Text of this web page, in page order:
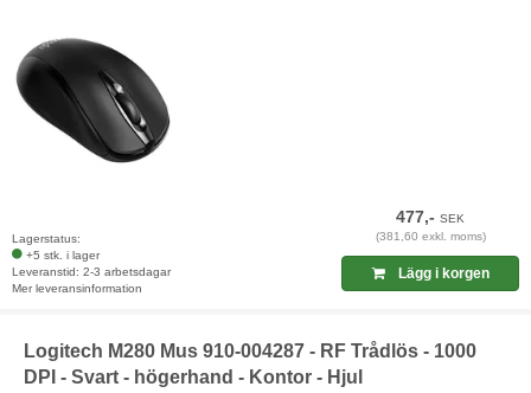
Lagerstatus:
+5 stk. i lager
Leveranstid: 2-3 arbetsdagar
Mer leveransinformation
477,-SEK
(381,60 exkl. moms)
Lägg i korgen
Logitech M280 Mus 910-004287 - RF Trådlös - 1000
DPI - Svart - högerhand - Kontor - Hjul